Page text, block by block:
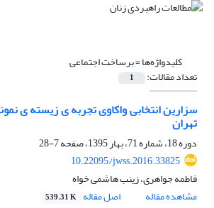
کلیدواژه‌ها =برساخت اجتماعی
تعداد مقالات: 1
سزارین انتخابی واکاوی تجربه ی زیسته ی
تهران
دوره 18، شماره 71، بهار 1395، صفحه
7-28
10.22095/jwss.2016.33825
فاطمه جواهری، زینب هاشمی خواه
مشاهده مقاله
اصل مقاله 539.31 K